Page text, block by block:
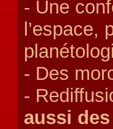
- Une
l’espace,
- Des
-
aussi